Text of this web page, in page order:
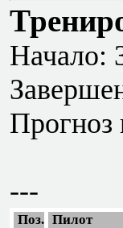
Начало:
Прогноз
---
Поз. Пилот